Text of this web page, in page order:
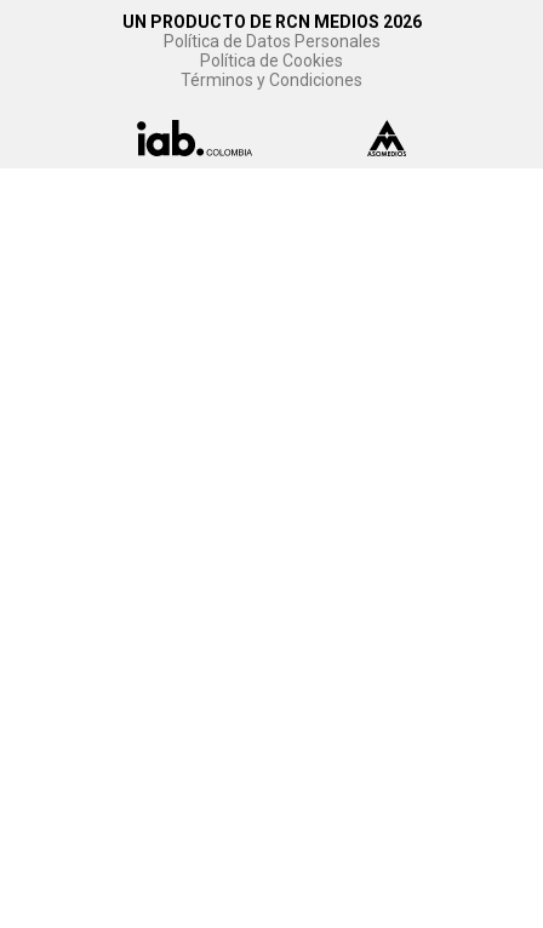
UN PRODUCTO DE RCN MEDIOS 2026
Política de Datos Personales
Política de Cookies
Términos y Condiciones